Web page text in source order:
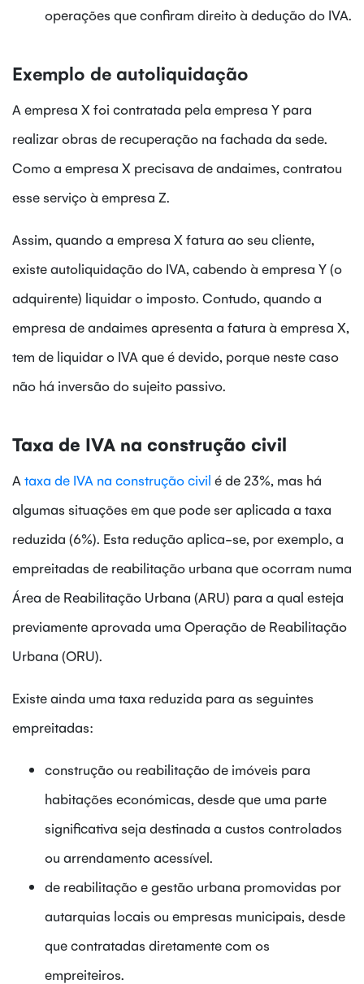
operações que confiram direito à dedução do IVA.
Exemplo de autoliquidação
A empresa X foi contratada pela empresa Y para
realizar obras de recuperação na fachada da sede.
Como a empresa X precisava de andaimes, contratou
esse serviço à empresa Z.
Assim, quando a empresa X fatura ao seu cliente,
existe autoliquidação do IVA, cabendo à empresa Y (o
adquirente) liquidar o imposto. Contudo, quando a
empresa de andaimes apresenta a fatura à empresa X,
tem de liquidar o IVA que é devido, porque neste caso
não há inversão do sujeito passivo.
Taxa de IVA na construção civil
A taxa de IVA na construção civil é de 23%, mas há
algumas situações em que pode ser aplicada a taxa
reduzida (6%). Esta redução aplica-se, por exemplo, a
empreitadas de reabilitação urbana que ocorram numa
Área de Reabilitação Urbana (ARU) para a qual esteja
previamente aprovada uma Operação de Reabilitação
Urbana (ORU).
Existe ainda uma taxa reduzida para as seguintes
empreitadas:
construção ou reabilitação de imóveis para
habitações económicas, desde que uma parte
significativa seja destinada a custos controlados
ou arrendamento acessível.
de reabilitação e gestão urbana promovidas por
autarquias locais ou empresas municipais, desde
que contratadas diretamente com os
empreiteiros.